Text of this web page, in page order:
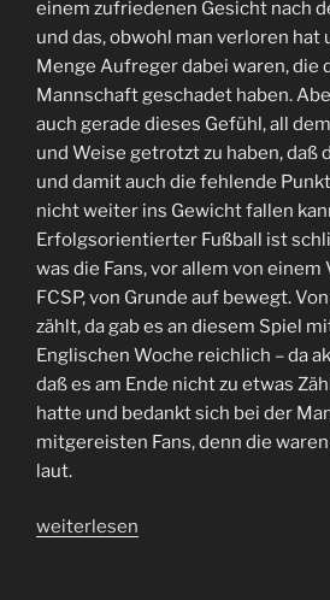
–
#fcsp
erkämpft
sich
den
Dreier
daheim
gegen
Braunschweig“
einem zufriedenen Gesicht nach
und das, obwohl man verloren hat
Menge Aufreger dabei waren, die
Mannschaft geschadet haben.
auch gerade dieses Gefühl, all
und Weise getrotzt zu haben, daß
und damit auch die fehlende
nicht weiter ins Gewicht fallen
Erfolgsorientierter Fußball ist
was die Fans, vor allem von einem
FCSP, von Grunde auf bewegt.
zählt, da gab es an diesem Spiel
Englischen Woche reichlich – da
daß es am Ende nicht zu etwas
hatte und bedankt sich bei der
mitgereisten Fans, denn die
laut.
„12:10,
weiterlesen